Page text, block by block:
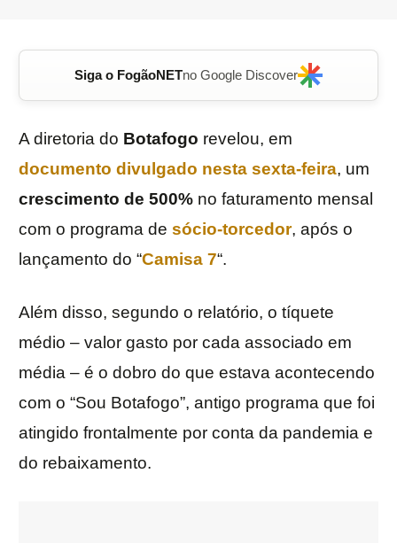
Siga o FogãoNETno Google Discover
A diretoria do Botafogo revelou, em
documento divulgado nesta sexta-feira, um
crescimento de 500% no faturamento mensal
com o programa de sócio-torcedor, após o
lançamento do “Camisa 7“.
Além disso, segundo o relatório, o tíquete
médio – valor gasto por cada associado em
média – é o dobro do que estava acontecendo
com o “Sou Botafogo”, antigo programa que foi
atingido frontalmente por conta da pandemia e
do rebaixamento.